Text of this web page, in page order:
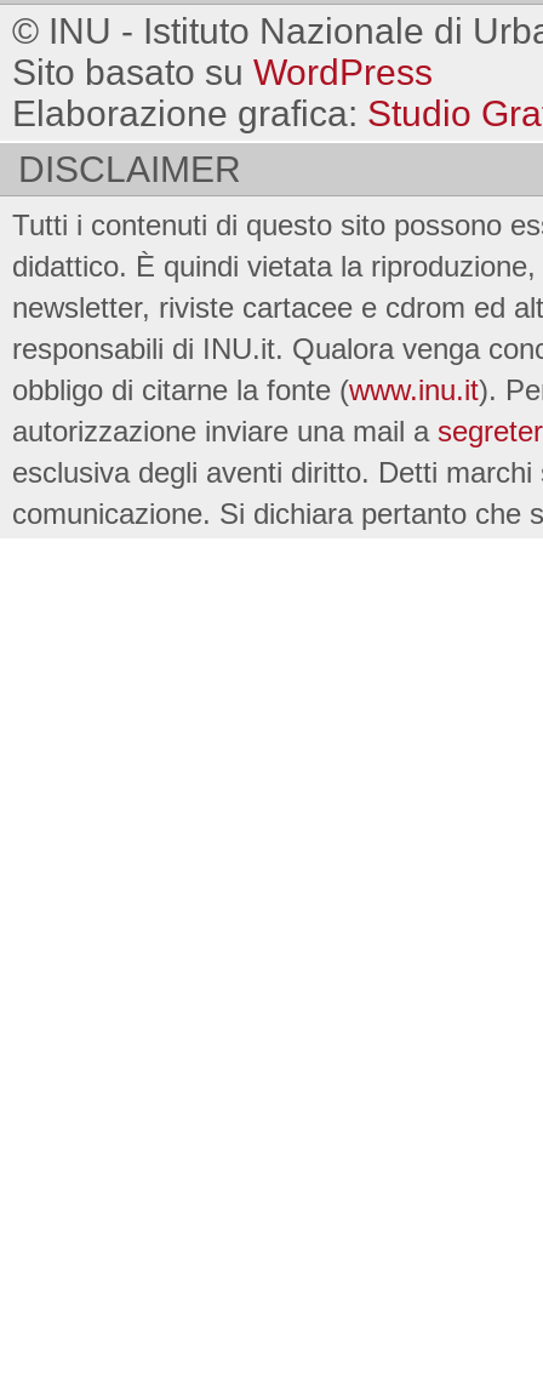
© INU - Istituto Nazionale di
Sito basato su WordPress
Elaborazione grafica: Studio
DISCLAIMER
Tutti i contenuti di questo sito possono
didattico. È quindi vietata la
newsletter, riviste cartacee e cdrom ed
responsabili di INU.it. Qualora venga
obbligo di citarne la fonte (www.inu.it).
autorizzazione inviare una mail a
esclusiva degli aventi diritto. Detti
comunicazione. Si dichiara pertanto che